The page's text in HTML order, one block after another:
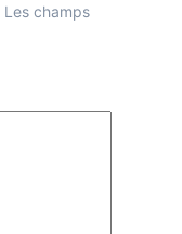
Les champs